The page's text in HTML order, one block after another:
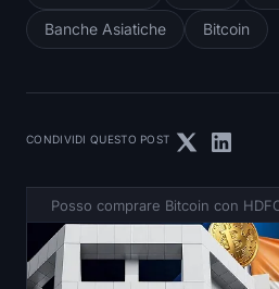
Banche Asiatiche Bitcoin
CONDIVIDI QUESTO POST
Posso comprare Bitcoin con